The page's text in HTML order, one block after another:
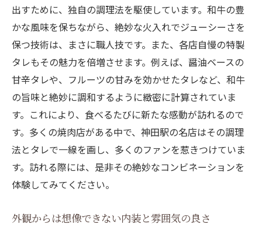
焼肉
タレが決める焼肉の味—名店のタレの秘密
和牛の風味を引き立てる特製タレの作り方
神田駅の焼肉店だからこそ味わえる特別な
タレ
常連客に愛されるタレの魅力とは？
タレの違いで楽しむ焼肉の新たな世界
焼肉ファンを虜にする特製タレのポイント
焼肉の新たな世界神田駅で見つける隠れた名店
神田駅で発見する新しい焼肉の可能性
数々
出すために、独自の調理法を駆使しています。和牛の豊
かな風味を保ちながら、絶妙な火入れでジューシーさを
保つ技術は、まさに職人技です。また、各店自慢の特製
タレもその魅力を倍増させます。例えば、醤油ベースの
甘辛タレや、フルーツの甘みを効かせたタレなど、和牛
の旨味と絶妙に調和するように緻密に計算されていま
す。これにより、食べるたびに新たな感動が訪れるので
す。多くの焼肉店がある中で、神田駅の名店はその調理
法とタレで一線を画し、多くのファンを惹きつけていま
す。訪れる際には、是非その絶妙なコンビネーションを
体験してみてください。
外観からは想像できない内装と雰囲気の良さ